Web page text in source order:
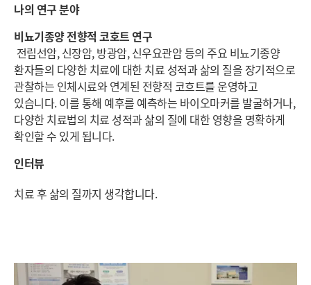
나의 연구 분야
비뇨기종양 전향적 코호트 연구
전립선암, 신장암, 방광암, 신우요관암 등의 주요 비뇨기종양
환자들의 다양한 치료에 대한 치료 성적과 삶의 질을 장기적으로
관찰하는 인체시료와 연계된 전향적 코흐트를 운영하고
있습니다. 이를 통해 예후를 예측하는 바이오마커를 발굴하거나,
다양한 치료법의 치료 성적과 삶의 질에 대한 영향을 명확하게
확인할 수 있게 됩니다.
인터뷰
치료 후 삶의 질까지 생각합니다.